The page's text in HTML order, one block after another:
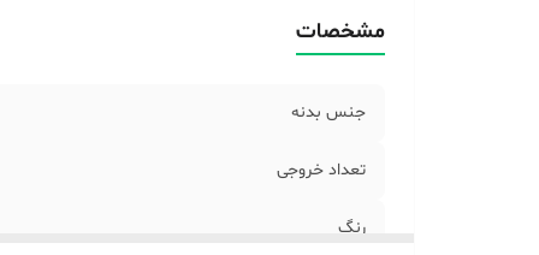
مشخصات
جنس بدنه
تعداد خروجی
رنگ